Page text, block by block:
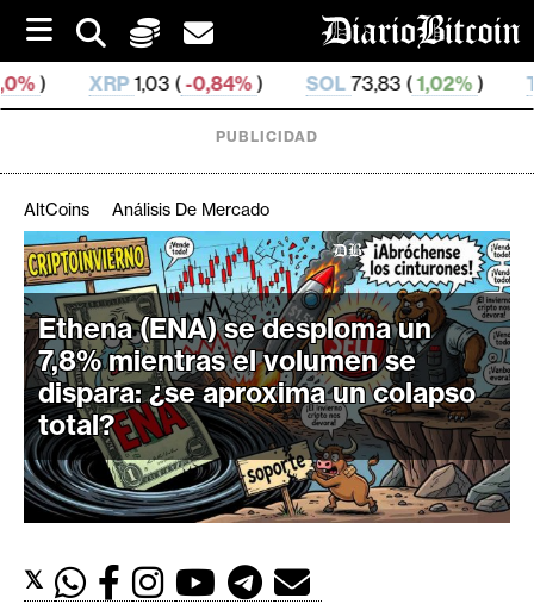
i
p
t
o
-0,84% SOL73,83 (1,02% ) TRX0,327 582 (
C
r
i
p
t
o
M
e
r
d
PUBLICIDAD
AltCoins Análisis De Mercado
Ethena (ENA) se desploma un
7,8% mientras el volumen se
dispara: ¿se aproxima un colapso
total?
𝕏